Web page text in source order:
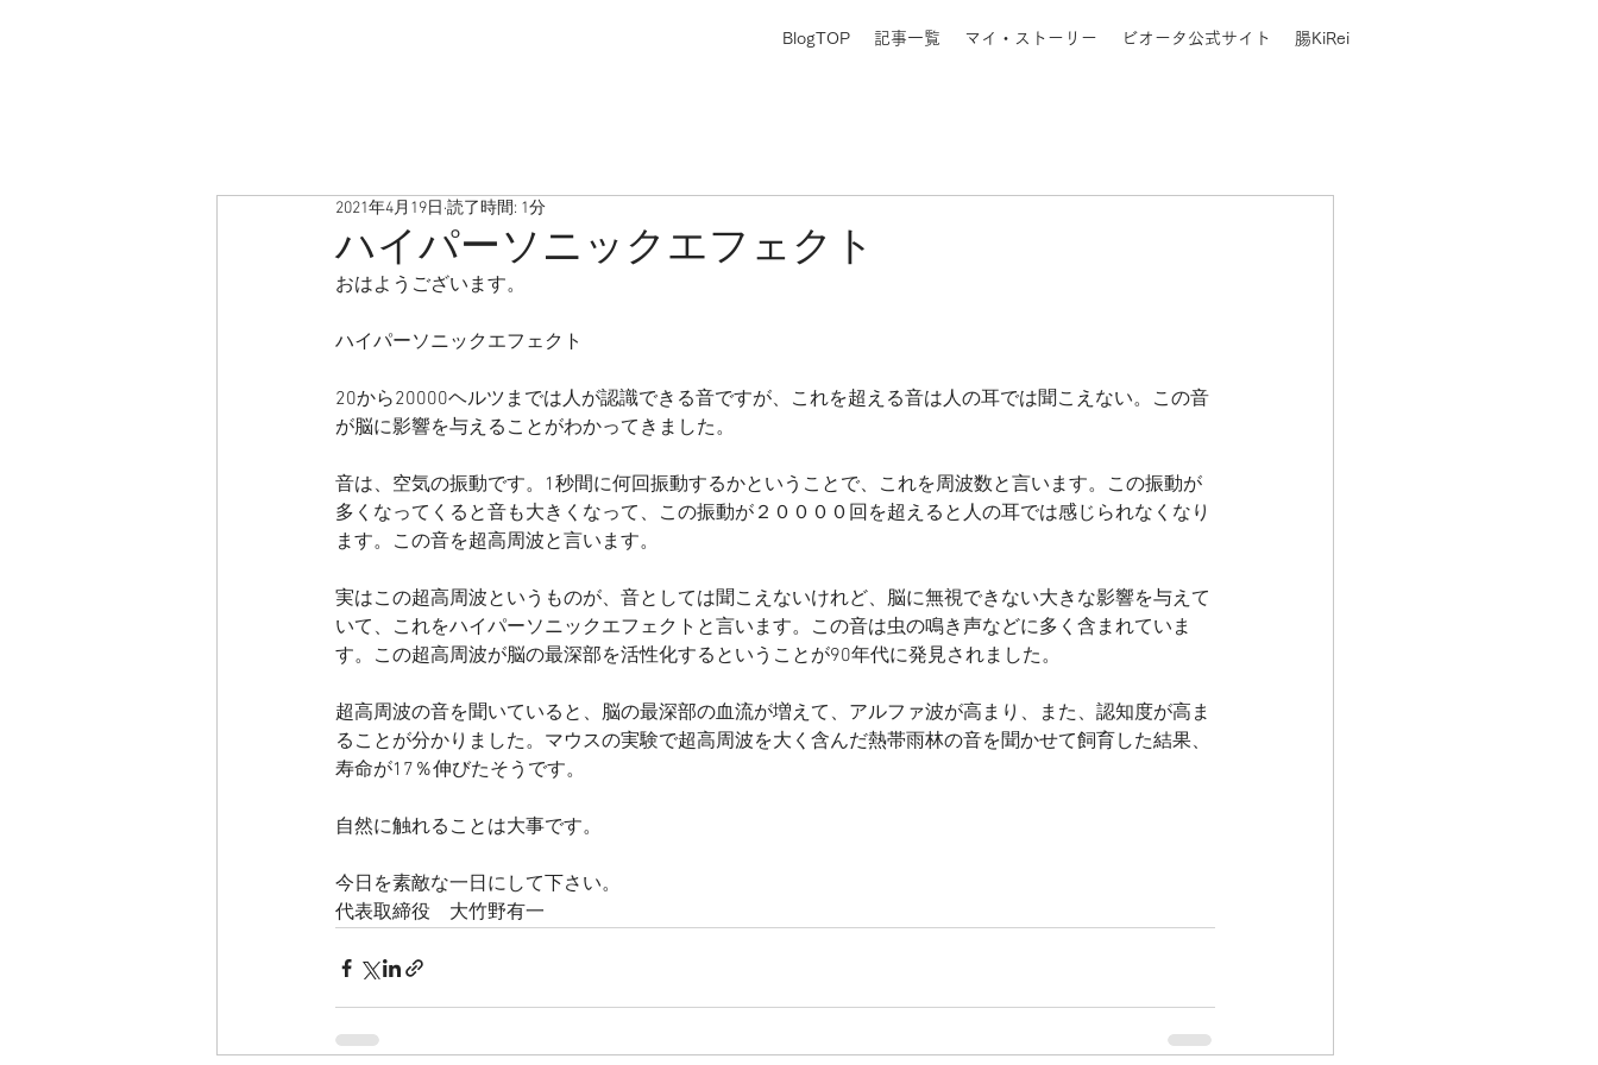
BlogTOP 記事一覧 マイ・ストーリー ビオータ公式サイト 腸KiRei
ハイパーソニックエフェクト
2021年4月19日 読了時間: 1分
おはようございます。
ハイパーソニックエフェクト
20から20000ヘルツまでは人が認識できる音ですが、これを超える音は人の耳では聞こえない。この音
が脳に影響を与えることがわかってきました。
音は、空気の振動です。1秒間に何回振動するかということで、これを周波数と言います。この振動が
多くなってくると音も大きくなって、この振動が２００００回を超えると人の耳では感じられなくなり
ます。この音を超高周波と言います。
実はこの超高周波というものが、音としては聞こえないけれど、脳に無視できない大きな影響を与えて
いて、これをハイパーソニックエフェクトと言います。この音は虫の鳴き声などに多く含まれていま
す。この超高周波が脳の最深部を活性化するということが90年代に発見されました。
超高周波の音を聞いていると、脳の最深部の血流が増えて、アルファ波が高まり、また、認知度が高ま
ることが分かりました。マウスの実験で超高周波を大く含んだ熱帯雨林の音を聞かせて飼育した結果、
寿命が17％伸びたそうです。
自然に触れることは大事です。
今日を素敵な一日にして下さい。
代表取締役　大竹野有一